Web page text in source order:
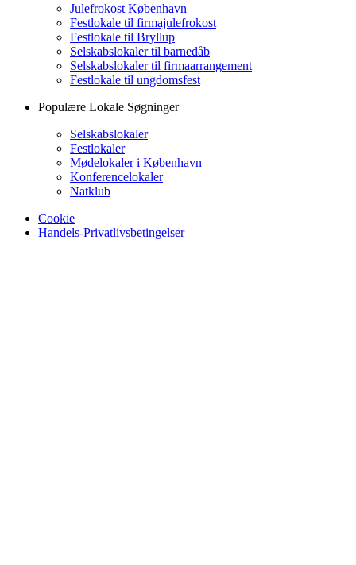
Julefrokost København
Festlokale til firmajulefrokost
Festlokale til Bryllup
Selskabslokaler til barnedåb
Selskabslokaler til firmaarrangement
Festlokale til ungdomsfest
Populære Lokale Søgninger
Selskabslokaler
Festlokaler
Mødelokaler i København
Konferencelokaler
Natklub
Cookie
Handels-Privatlivsbetingelser